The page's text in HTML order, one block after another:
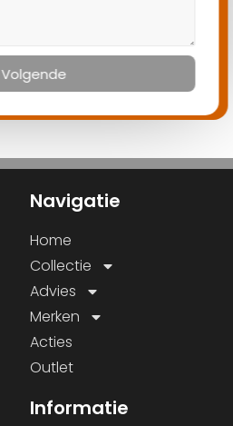
Volgende
Navigatie
Home
Collectie
Advies
Merken
Acties
Outlet
Informatie